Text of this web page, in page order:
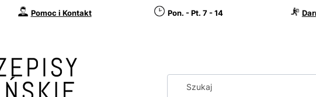
Pomoc i Kontakt Pon. - Pt. 7 - 14